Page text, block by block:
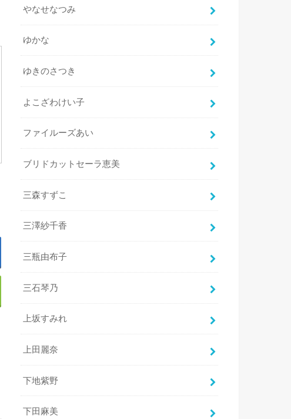
やなせなつみ
ゆかな
ゆきのさつき
よこざわけい子
ファイルーズあい
ブリドカットセーラ恵美
三森すずこ
三澤紗千香
三瓶由布子
三石琴乃
上坂すみれ
上田麗奈
下地紫野
下田麻美